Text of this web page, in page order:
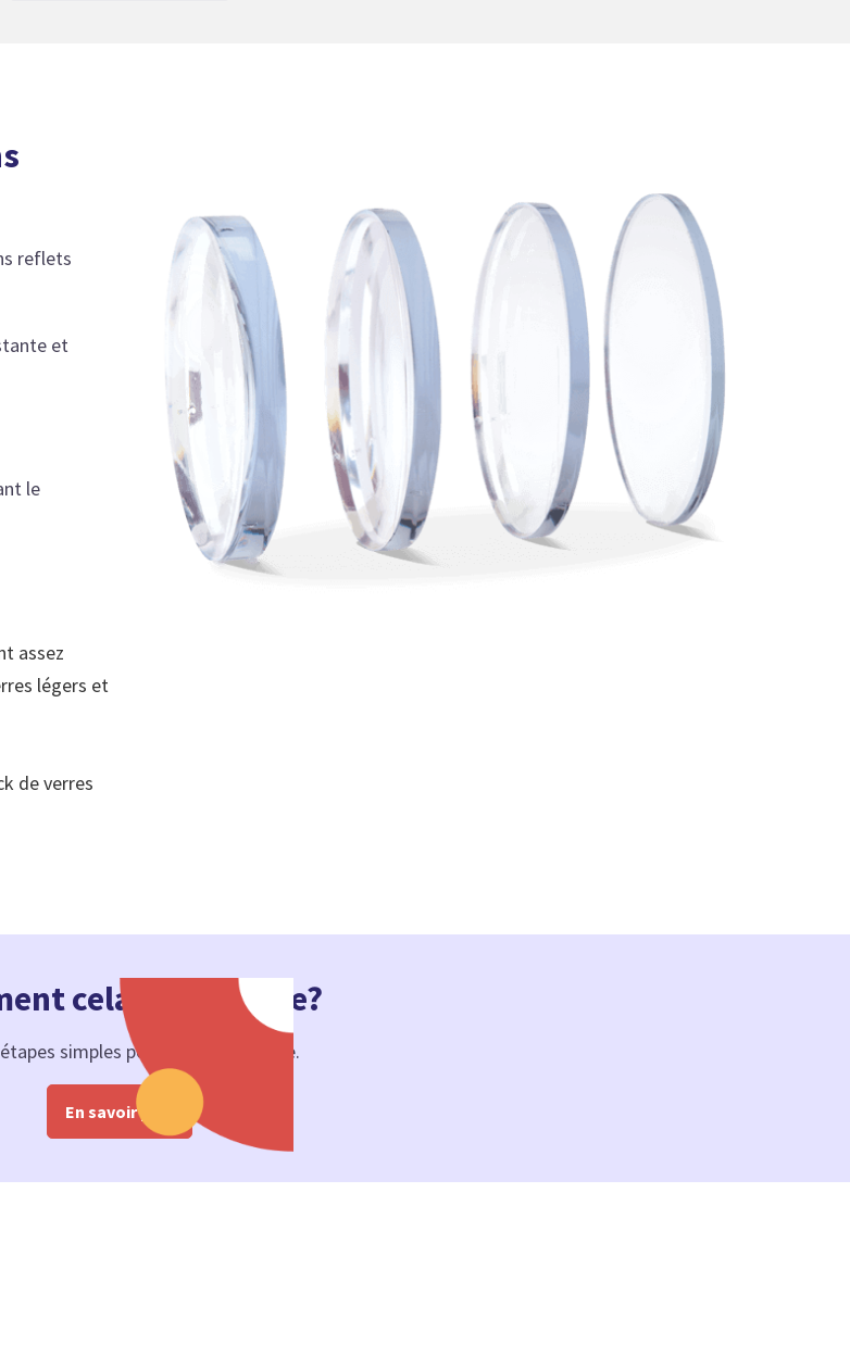
reflets
et
le
assez
légers et
de verres
cela fonctionne?
simples pour une vision claire.
En savoir plus